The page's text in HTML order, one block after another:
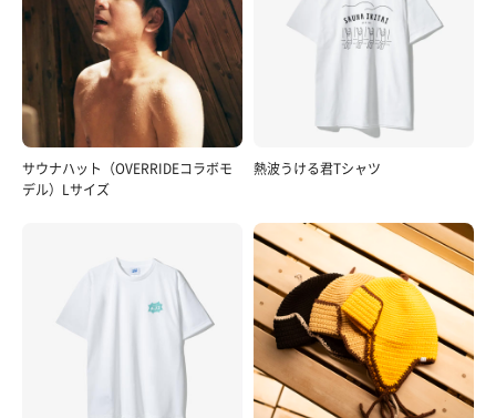
サウナハット（OVERRIDEコラボモ
デル）Lサイズ
熱波うける君Tシャツ